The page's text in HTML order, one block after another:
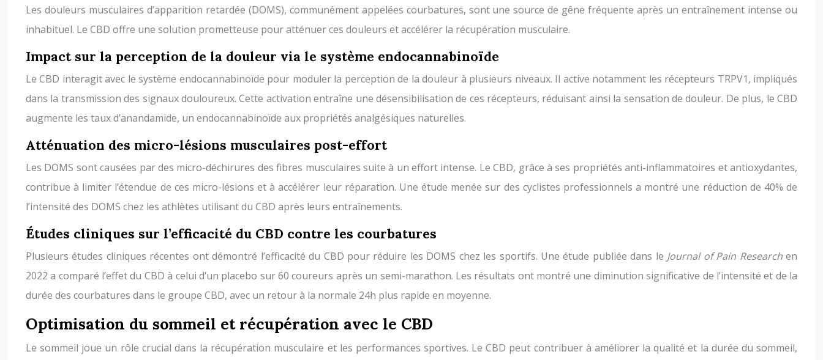
Les douleurs musculaires d’apparition retardée (DOMS), communément appelées courbatures, sont une source de gêne fréquente après un entraînement intense ou
inhabituel. Le CBD offre une solution prometteuse pour atténuer ces douleurs et accélérer la récupération musculaire.
Impact sur la perception de la douleur via le système endocannabinoïde
Le CBD interagit avec le système endocannabinoïde pour moduler la perception de la douleur à plusieurs niveaux. Il active notamment les récepteurs TRPV1, impliqués
dans la transmission des signaux douloureux. Cette activation entraîne une désensibilisation de ces récepteurs, réduisant ainsi la sensation de douleur. De plus, le CBD
augmente les taux d’anandamide, un endocannabinoïde aux propriétés analgésiques naturelles.
Atténuation des micro-lésions musculaires post-effort
Les DOMS sont causées par des micro-déchirures des fibres musculaires suite à un effort intense. Le CBD, grâce à ses propriétés anti-inflammatoires et antioxydantes,
contribue à limiter l’étendue de ces micro-lésions et à accélérer leur réparation. Une étude menée sur des cyclistes professionnels a montré une réduction de 40% de
l’intensité des DOMS chez les athlètes utilisant du CBD après leurs entraînements.
Études cliniques sur l’efficacité du CBD contre les courbatures
Plusieurs études cliniques récentes ont démontré l’efficacité du CBD pour réduire les DOMS chez les sportifs. Une étude publiée dans le Journal of Pain Researchen
2022 a comparé l’effet du CBD à celui d’un placebo sur 60 coureurs après un semi-marathon. Les résultats ont montré une diminution significative de l’intensité et de la
durée des courbatures dans le groupe CBD, avec un retour à la normale 24h plus rapide en moyenne.
Optimisation du sommeil et récupération avec le CBD
Le sommeil joue un rôle crucial dans la récupération musculaire et les performances sportives. Le CBD peut contribuer à améliorer la qualité et la durée du sommeil,